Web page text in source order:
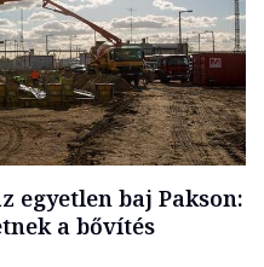
egyetlen baj Pakson:
a bővítés